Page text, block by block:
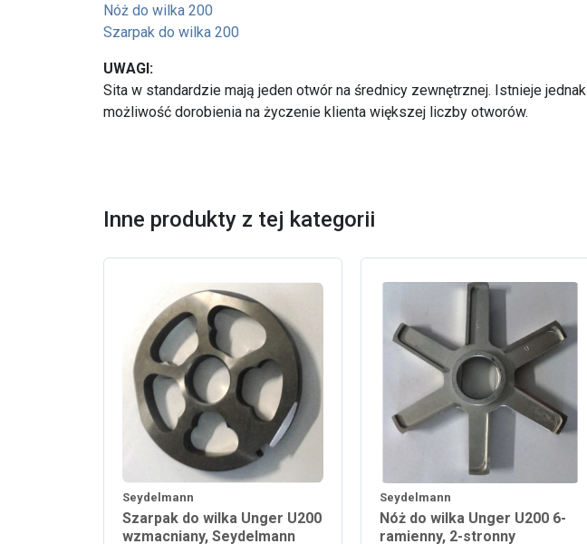
Nóż do wilka 200
Szarpak do wilka 200
UWAGI:
Sita w standardzie mają jeden otwór na średnicy zewnętrznej. Istnieje jednak
możliwość dorobienia na życzenie klienta większej liczby otworów.
Inne produkty z tej kategorii
Seydelmann
Szarpak do wilka Unger U200
wzmacniany, Seydelmann
Seydelmann
Nóż do wilka Unger U200 6-
ramienny, 2-stronny